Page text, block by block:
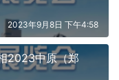
2023年9月8日 下午4:58
2023中原（郑